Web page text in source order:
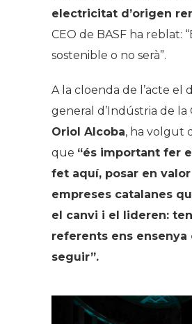
electricitat d’origen
CEO de BASF ha reblat:
sostenible o no serà”.
A la cloenda de l’acte el
general d’Indústria de la
Oriol Alcoba, ha volgut
que “és important fer
fet aquí, posar en
empreses catalanes
el canvi i el lideren:
referents ens ensenya
seguir”.